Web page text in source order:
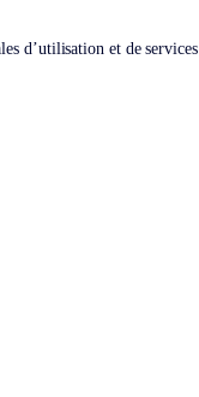
d’utilisation et de services